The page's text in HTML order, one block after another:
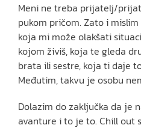
Meni ne treba prijatelj/
pukom pričom. Zato i
koja mi može olakšati
kojom živiš, koja te gleda
brata ili sestre, koja ti daje
Međutim, takvu je osobu
Dolazim do zaključka da je
avanture i to je to. Chill out